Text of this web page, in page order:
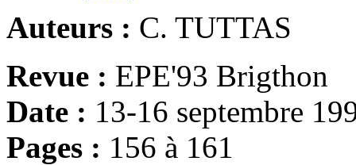
Auteurs : C. TUTTAS
Revue : EPE'93 Brigthon
Date : 13-16 septembre
Pages : 156 à 161